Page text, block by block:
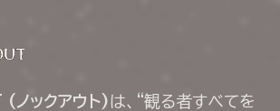
ックアウト) は、“観る者すべてを